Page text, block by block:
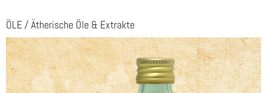
ÖLE /Ätherische Öle & Extrakte